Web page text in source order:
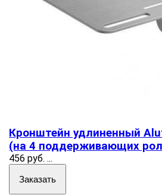
Кронштейн удлиненный
(на 4 поддерживающих
456 руб. ...
Заказать